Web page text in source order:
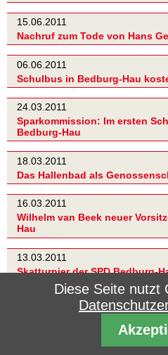
15.06.2011
Nachruf zum Tode von Hans
06.06.2011
Schulbus in Bedburg-Hau
24.03.2011
Sparkommission: Im ersten
Bedburg-Hau
18.03.2011
Das Hallenbad als
16.03.2011
Wilhelm van Beek neuer
Hau
13.03.2011
Skatturnier der SPD Bedburg-
Interfraktioneller Arbeitskreis
Wechselbad bei der CDU?
Diese Seite nutzt